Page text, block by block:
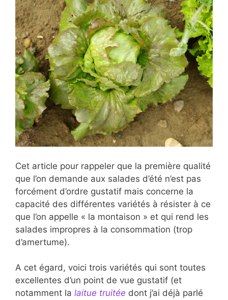
Cet article pour rappeler que la première qualité
que l’on demande aux salades d’été n’est pas
forcément d’ordre gustatif mais concerne la
capacité des différentes variétés à résister à ce
que l’on appelle « la montaison » et qui rend les
salades impropres à la consommation (trop
d’amertume).
A cet égard, voici trois variétés qui sont toutes
excellentes d’un point de vue gustatif (et
notamment la laitue truitée dont j’ai déjà parlé